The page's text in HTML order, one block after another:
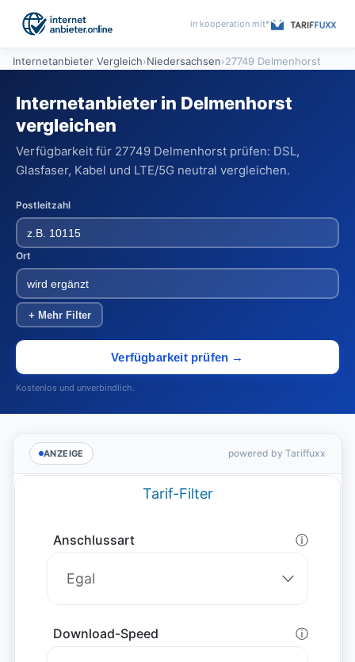
in kooperation mit*
Internetanbieter Vergleich›Niedersachsen›27749 Delmenhorst
Internetanbieter in Delmenhorst
vergleichen
Verfügbarkeit für 27749 Delmenhorst prüfen: DSL,
Glasfaser, Kabel und LTE/5G neutral vergleichen.
Postleitzahl
Ort
+ Mehr Filter
Verfügbarkeit prüfen →
Kostenlos und unverbindlich.
ANZEIGE powered by Tariffuxx